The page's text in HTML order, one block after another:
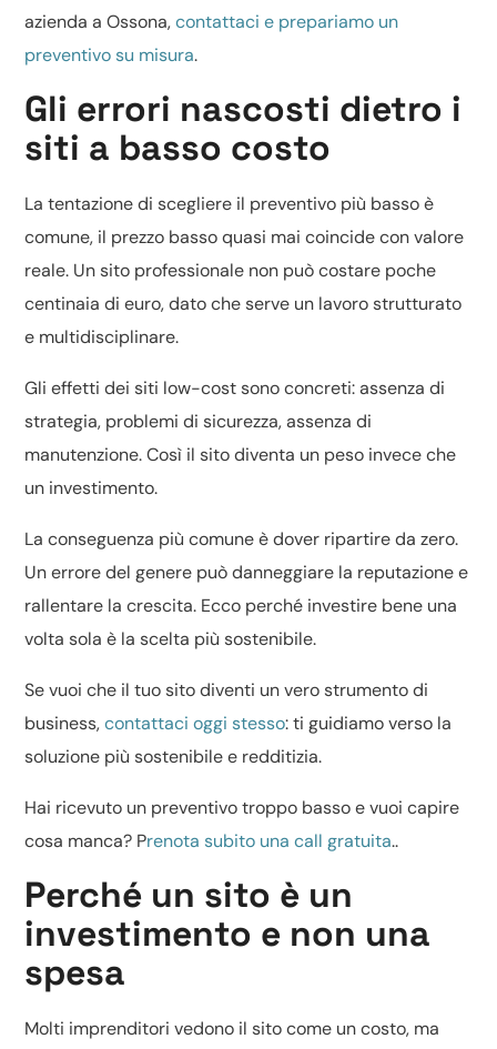
azienda a Ossona,contattaci e prepariamo un
preventivo su misura.
Gli errori nascosti dietro i
siti a basso costo
La tentazione di scegliere il preventivo più basso è
comune, il prezzo basso quasi mai coincide con valore
reale. Un sito professionale non può costare poche
centinaia di euro, dato che serve un lavoro strutturato
e multidisciplinare.
Gli effetti dei siti low-cost sono concreti: assenza di
strategia, problemi di sicurezza, assenza di
manutenzione. Così il sito diventa un peso invece che
un investimento.
La conseguenza più comune è dover ripartire da zero.
Un errore del genere può danneggiare la reputazione e
rallentare la crescita. Ecco perché investire bene una
volta sola è la scelta più sostenibile.
Se vuoi che il tuo sito diventi un vero strumento di
business,contattaci oggi stesso: ti guidiamo verso la
soluzione più sostenibile e redditizia.
Hai ricevuto un preventivo troppo basso e vuoi capire
cosa manca? Prenota subito una call gratuita..
Perché un sito è un
investimento e non una
spesa
Molti imprenditori vedono il sito come un costo, ma